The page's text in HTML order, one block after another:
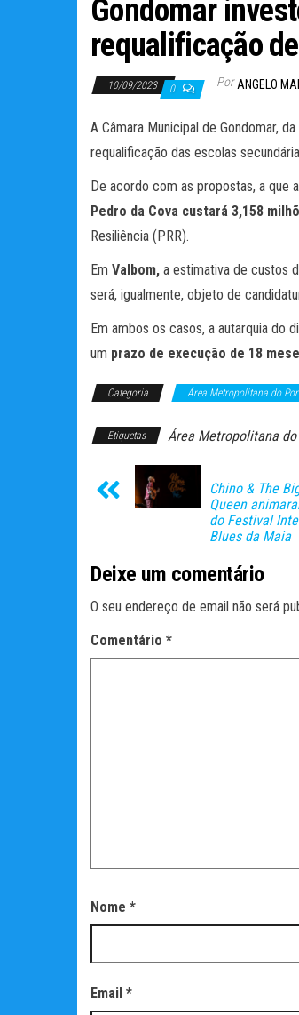
Gondomar
requalificação
10/09/2023 0 Por ANGELO
A Câmara Municipal de Gondomar,
requalificação das escolas
De acordo com as propostas, a que
Pedro da Cova custará 3,158
Resiliência (PRR).
Em Valbom, a estimativa de custos
será, igualmente, objeto de
Em ambos os casos, a autarquia do
um prazo de execução de 18
Categoria Área Metropolitana do
Etiquetas Área Metropolitana
Chino & The
Queen
do Festival
Blues da Maia
Deixe um comentário
O seu endereço de email não será
Comentário *
Nome *
Email *